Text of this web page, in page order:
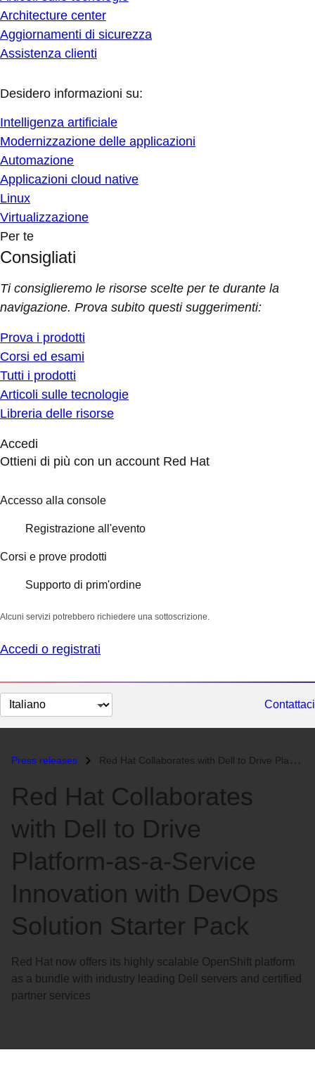
Architecture center
Aggiornamenti di sicurezza
Assistenza clienti
Desidero informazioni su:
Intelligenza artificiale
Modernizzazione delle applicazioni
Automazione
Applicazioni cloud native
Linux
Virtualizzazione
Per te
Consigliati
Ti consiglieremo le risorse scelte per te durante la
navigazione. Prova subito questi suggerimenti:
Prova i prodotti
Corsi ed esami
Tutti i prodotti
Articoli sulle tecnologie
Libreria delle risorse
Accedi
Ottieni di più con un account Red Hat
Accesso alla console
Registrazione all'evento
Corsi e prove prodotti
Supporto di prim'ordine
Alcuni servizi potrebbero richiedere una sottoscrizione.
Accedi o registrati
Cambia
lingua
Contattaci
Press releases Red Hat Collaborates with Dell to Drive Platform-as-a-Service Innovati...
Red Hat Collaborates
with Dell to Drive
Platform-as-a-Service
Innovation with DevOps
Solution Starter Pack
Red Hat now offers its highly scalable OpenShift platform
as a bundle with industry leading Dell servers and certified
partner services